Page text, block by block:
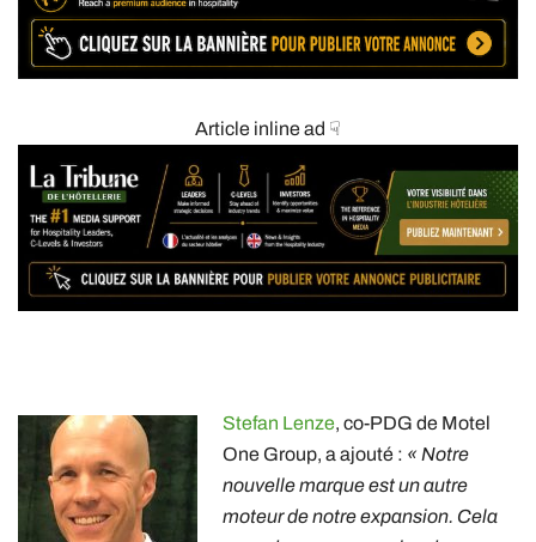
Article inline ad ☟
Stefan Lenze, co-PDG de Motel
One Group, a ajouté : « Notre
nouvelle marque est un autre
moteur de notre expansion. Cela